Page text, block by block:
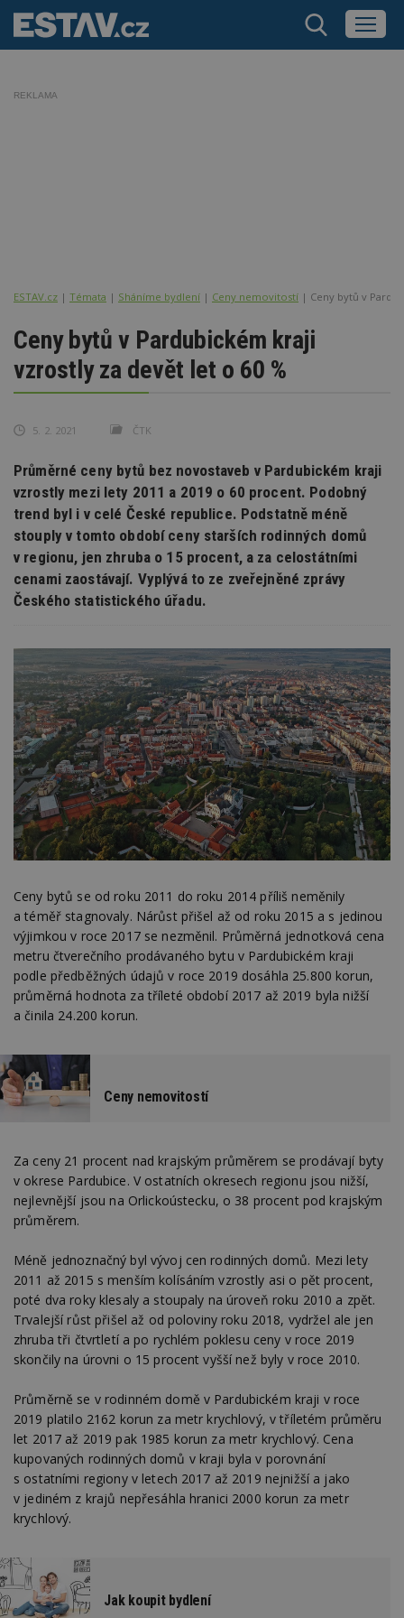
REKLAMA
ESTAV.cz Témata Sháníme bydlení Ceny nemovitostí Ceny bytů v
Ceny bytů v Pardubickém kraji
vzrostly za devět let o 60 %
5. 2. 2021 ČTK
Průměrné ceny bytů bez novostaveb v Pardubickém kraji
vzrostly mezi lety 2011 a 2019 o 60 procent. Podobný
trend byl i v celé České republice. Podstatně méně
stouply v tomto období ceny starších rodinných domů
v regionu, jen zhruba o 15 procent, a za celostátními
cenami zaostávají. Vyplývá to ze zveřejněné zprávy
Českého statistického úřadu.
Ceny bytů se od roku 2011 do roku 2014 příliš neměnily
a téměř stagnovaly. Nárůst přišel až od roku 2015 a s jedinou
výjimkou v roce 2017 se nezměnil. Průměrná jednotková cena
metru čtverečního prodávaného bytu v Pardubickém kraji
podle předběžných údajů v roce 2019 dosáhla 25.800 korun,
průměrná hodnota za tříleté období 2017 až 2019 byla nižší
a činila 24.200 korun.
Ceny nemovitostí
Za ceny 21 procent nad krajským průměrem se prodávají byty
v okrese Pardubice. V ostatních okresech regionu jsou nižší,
nejlevnější jsou na Orlickoústecku, o 38 procent pod krajským
průměrem.
Méně jednoznačný byl vývoj cen rodinných domů. Mezi lety
2011 až 2015 s menším kolísáním vzrostly asi o pět procent,
poté dva roky klesaly a stoupaly na úroveň roku 2010 a zpět.
Trvalejší růst přišel až od poloviny roku 2018, vydržel ale jen
zhruba tři čtvrtletí a po rychlém poklesu ceny v roce 2019
skončily na úrovni o 15 procent vyšší než byly v roce 2010.
Průměrně se v rodinném domě v Pardubickém kraji v roce
2019 platilo 2162 korun za metr krychlový, v tříletém průměru
let 2017 až 2019 pak 1985 korun za metr krychlový. Cena
kupovaných rodinných domů v kraji byla v porovnání
s ostatními regiony v letech 2017 až 2019 nejnižší a jako
v jediném z krajů nepřesáhla hranici 2000 korun za metr
krychlový.
Jak koupit bydlení